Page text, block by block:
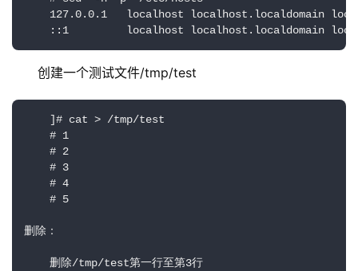
127.0.0.1   localhost localhost.localdomain
::1         localhost localhost.localdomain
创建一个测试文件/tmp/test
]# cat > /tmp/test
# 1
# 2
# 3
# 4
# 5
删除：
删除/tmp/test第一行至第3行